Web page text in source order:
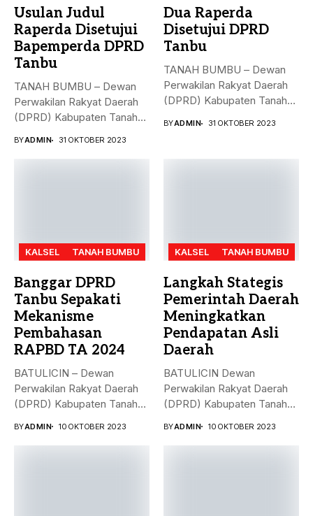
Usulan Judul
Raperda Disetujui
Bapemperda DPRD
Tanbu
TANAH BUMBU – Dewan
Perwakilan Rakyat Daerah
(DPRD) Kabupaten Tanah
BYADMIN 31 OKTOBER 2023
Dua Raperda
Disetujui DPRD
Tanbu
TANAH BUMBU – Dewan
Perwakilan Rakyat Daerah
(DPRD) Kabupaten Tanah
BYADMIN 31 OKTOBER 2023
KALSEL TANAH BUMBU
Banggar DPRD
Tanbu Sepakati
Mekanisme
Pembahasan
RAPBD TA 2024
BATULICIN – Dewan
Perwakilan Rakyat Daerah
(DPRD) Kabupaten Tanah
BYADMIN 10 OKTOBER 2023
KALSEL TANAH BUMBU
Langkah Stategis
Pemerintah Daerah
Meningkatkan
Pendapatan Asli
Daerah
BATULICIN Dewan
Perwakilan Rakyat Daerah
(DPRD) Kabupaten Tanah
BYADMIN 10 OKTOBER 2023